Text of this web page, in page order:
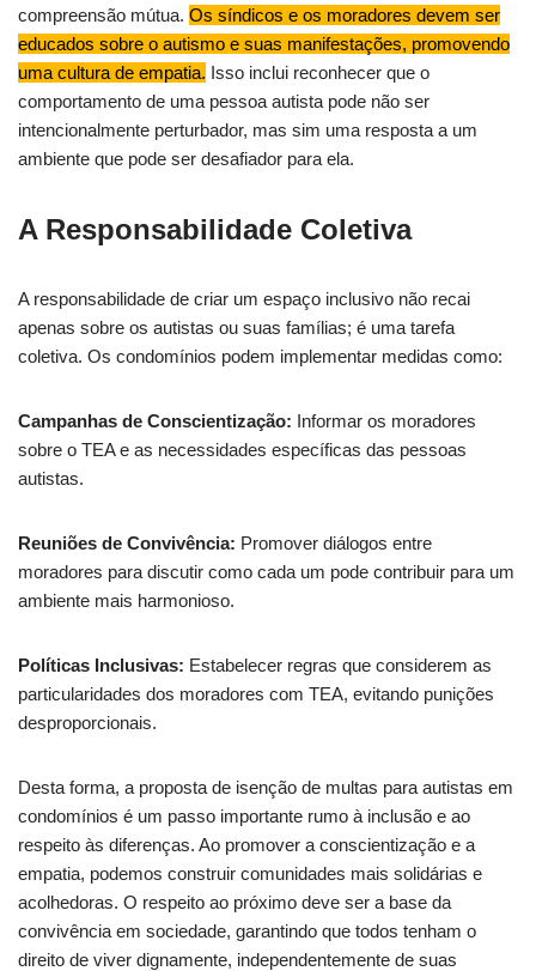
compreensão mútua. Os síndicos e os moradores devem ser
educados sobre o autismo e suas manifestações, promovendo
uma cultura de empatia. Isso inclui reconhecer que o
comportamento de uma pessoa autista pode não ser
intencionalmente perturbador, mas sim uma resposta a um
ambiente que pode ser desafiador para ela.
A Responsabilidade Coletiva
A responsabilidade de criar um espaço inclusivo não recai
apenas sobre os autistas ou suas famílias; é uma tarefa
coletiva. Os condomínios podem implementar medidas como:
Campanhas de Conscientização: Informar os moradores
sobre o TEA e as necessidades específicas das pessoas
autistas.
Reuniões de Convivência: Promover diálogos entre
moradores para discutir como cada um pode contribuir para um
ambiente mais harmonioso.
Políticas Inclusivas: Estabelecer regras que considerem as
particularidades dos moradores com TEA, evitando punições
desproporcionais.
Desta forma, a proposta de isenção de multas para autistas em
condomínios é um passo importante rumo à inclusão e ao
respeito às diferenças. Ao promover a conscientização e a
empatia, podemos construir comunidades mais solidárias e
acolhedoras. O respeito ao próximo deve ser a base da
convivência em sociedade, garantindo que todos tenham o
direito de viver dignamente, independentemente de suas